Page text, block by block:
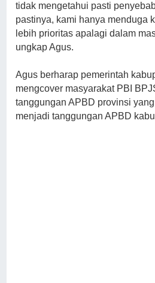
tidak mengetahui pasti
pastinya, kami hanya menduga
lebih prioritas apalagi dalam
ungkap Agus.
Agus berharap pemerintah
mengcover masyarakat PBI
tanggungan APBD provinsi
menjadi tanggungan APBD